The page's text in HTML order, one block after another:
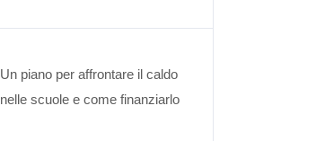
Un piano per affrontare il caldo
nelle scuole e come finanziarlo